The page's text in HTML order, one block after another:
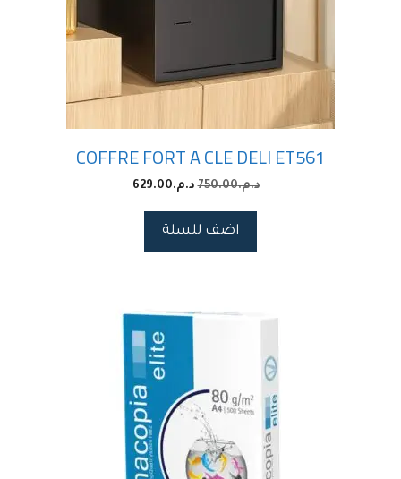
COFFRE FORT A CLE DELI ET561
د.م.750.00 د.م.629.00
اضف للسلة